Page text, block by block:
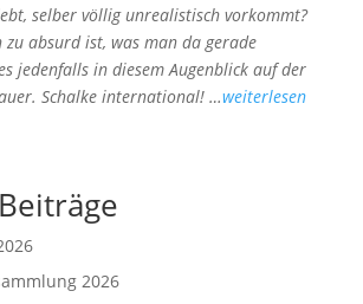
selber völlig unrealistisch vorkommt?
zu absurd ist, was man da gerade
jedenfalls in diesem Augenblick auf der
Schalke international! …weiterlesen
2026